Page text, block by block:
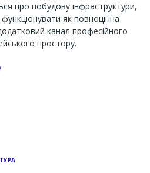
про побудову інфраструктури,
як повноцінна
канал професійного
простору.